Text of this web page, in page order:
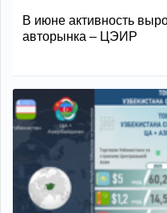
В июне активность
авторынка – ЦЭИР